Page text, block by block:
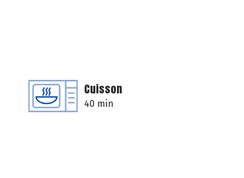
Cuisson
40 min